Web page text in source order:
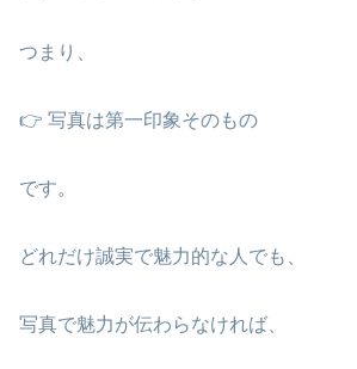
つまり、
👉 写真は第一印象そのもの
です。
どれだけ誠実で魅力的な人でも、
写真で魅力が伝わらなければ、